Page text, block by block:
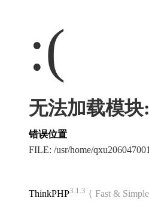
:(
无法加载模
错误位置
FILE: /usr/home/
ThinkPHP3.1.3 { Fast &